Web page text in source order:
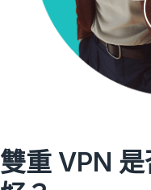
雙重 VPN